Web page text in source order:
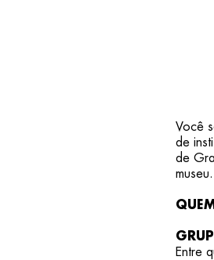
Você
de
de
museu.
Entre